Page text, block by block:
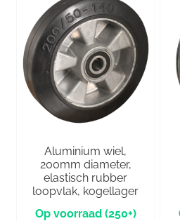
Aluminium wiel,
200mm diameter,
elastisch rubber
loopvlak, kogellager
(250+)